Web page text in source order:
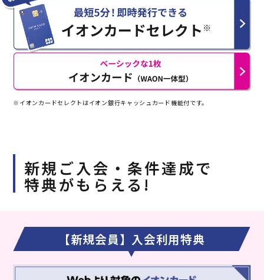
※イオンカードセレクトはイオン銀行キャッシュカード機能付です。
新規ご入会・条件達成で
特典がもらえる!
【新規会員】入会利用特典